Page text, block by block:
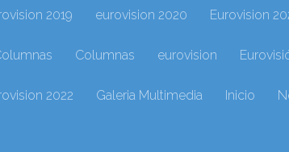
2019 eurovision 2020 Eurovision
Columnas eurovision
2022 Galeria Multimedia Inicio